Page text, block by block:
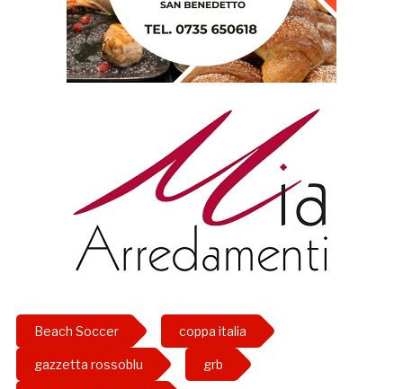
Beach Soccer coppa italia
gazzetta rossoblu grb